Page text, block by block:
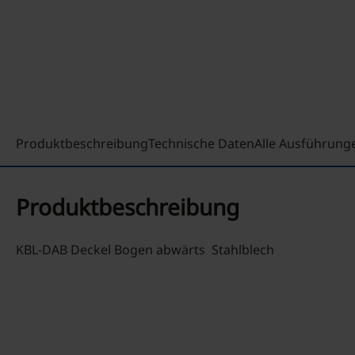
ProduktbeschreibungTechnische DatenAlle
Produktbeschreibung
KBL-DAB Deckel Bogen abwärts Stahlblech